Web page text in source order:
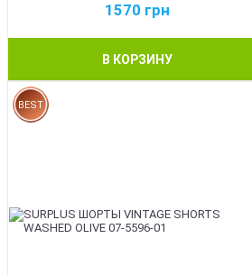
1570 грн
В КОРЗИНУ
BEST